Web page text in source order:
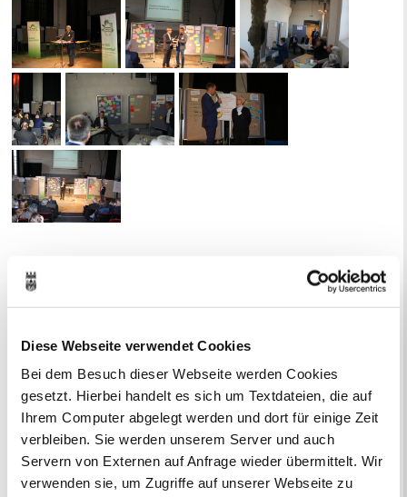
Diese Webseite verwendet Cookies
Bei dem Besuch dieser Webseite werden Cookies
gesetzt. Hierbei handelt es sich um Textdateien, die auf
Ihrem Computer abgelegt werden und dort für einige Zeit
verbleiben. Sie werden unserem Server und auch
Servern von Externen auf Anfrage wieder übermittelt. Wir
verwenden sie, um Zugriffe auf unserer Webseite zu
Online-Terminvergabe
Ausländerangelegenheiten
Beurkundung Vaterschaft, Sorge
und Unterhalt